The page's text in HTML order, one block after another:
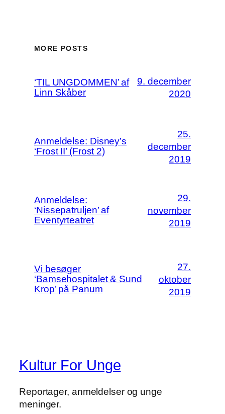
MORE POSTS
‘TIL UNGDOMMEN’ af
Linn Skåber
9. december
2020
Anmeldelse: Disney’s
‘Frost II’ (Frost 2)
25.
december
2019
Anmeldelse:
‘Nissepatruljen’ af
Eventyrteatret
29.
november
2019
Vi besøger
‘Bamsehospitalet & Sund
Krop’ på Panum
27.
oktober
2019
Kultur For Unge
Reportager, anmeldelser og unge
meninger.